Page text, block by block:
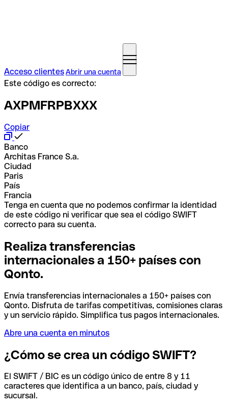
Acceso clientesAbrir una cuenta
Este código es correcto:
AXPMFRPBXXX
Copiar
Banco
Architas France S.a.
Ciudad
Paris
País
Francia
Tenga en cuenta que no podemos confirmar la identidad
de este código ni verificar que sea el código SWIFT
correcto para su cuenta.
Realiza transferencias
internacionales a 150+ países con
Qonto.
Envía transferencias internacionales a 150+ países con
Qonto. Disfruta de tarifas competitivas, comisiones claras
y un servicio rápido. Simplifica tus pagos internacionales.
Abre una cuenta en minutos
¿Cómo se crea un código SWIFT?
El SWIFT / BIC es un código único de entre 8 y 11
caracteres que identifica a un banco, país, ciudad y
sucursal.